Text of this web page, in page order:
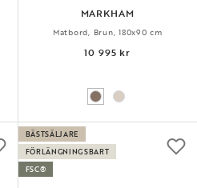
MARKHAM
Matbord, Brun, 180x90 cm
10 995 kr
BÄSTSÄLJARE
FÖRLÄNGNINGSBART
FSC®